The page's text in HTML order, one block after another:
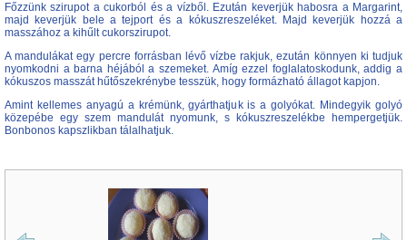
Főzzünk szirupot a cukorból és a vízből. Ezután keverjük habosra a Margarint,
majd keverjük bele a tejport és a kókuszreszeléket. Majd keverjük hozzá a
masszához a kihűlt cukorszirupot.
A mandulákat egy percre forrásban lévő vízbe rakjuk, ezután könnyen ki tudjuk
nyomkodni a barna héjából a szemeket. Amíg ezzel foglalatoskodunk, addig a
kókuszos masszát hűtőszekrénybe tesszük, hogy formázható állagot kapjon.
Amint kellemes anyagú a krémünk, gyárthatjuk is a golyókat. Mindegyik golyó
közepébe egy szem mandulát nyomunk, s kókuszreszelékbe hempergetjük.
Bonbonos kapszlikban tálalhatjuk.